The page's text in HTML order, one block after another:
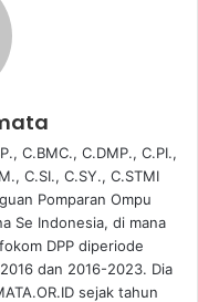
C.BMC., C.DMP., C.PI.,
C.SI., C.SY., C.STMI
Pomparan Ompu
Se Indonesia, di mana
DPP diperiode
dan 2016-2023. Dia
sejak tahun